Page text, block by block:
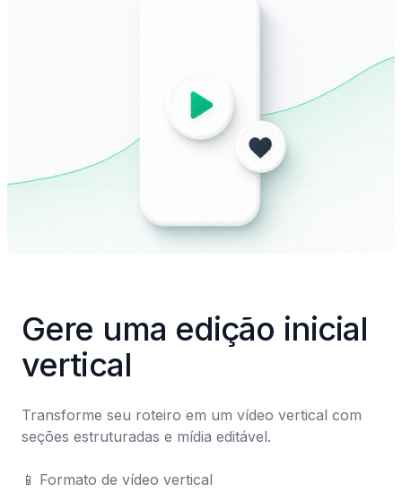
Gere uma edição inicial
vertical
Transforme seu roteiro em um vídeo vertical com
seções estruturadas e mídia editável.
📱	Formato de vídeo vertical